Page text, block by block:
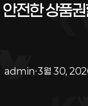
전한 상품
admin·3월 30,